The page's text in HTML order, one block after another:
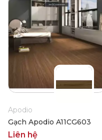
Apodio
Gạch Apodio A11CG603
Liên hệ